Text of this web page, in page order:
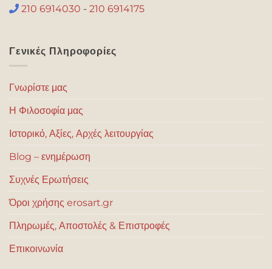
210 6914030 - 210 6914175
Γενικές Πληροφορίες
Γνωρίστε μας
Η Φιλοσοφία μας
Ιστορικό, Αξίες, Αρχές λειτουργίας
Blog – ενημέρωση
Συχνές Ερωτήσεις
Όροι χρήσης erosart.gr
Πληρωμές, Αποστολές & Επιστροφές
Επικοινωνία